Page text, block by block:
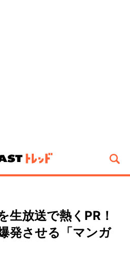
生放送で熱くPR！
発させる「マンガ